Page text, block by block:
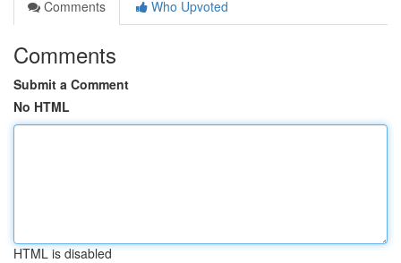
Comments
Who Upvoted
Comments
Submit a Comment
No HTML
HTML is disabled